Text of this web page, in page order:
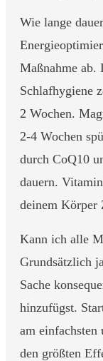
Wie lange
Maßnahme ab.
Schlafhygiene
2 Wochen.
2-4 Wochen
durch CoQ10
dauern.
deinem Körper
Kann ich alle
Grundsätzlich
Sache
hinzufügst.
am einfachsten
den größten